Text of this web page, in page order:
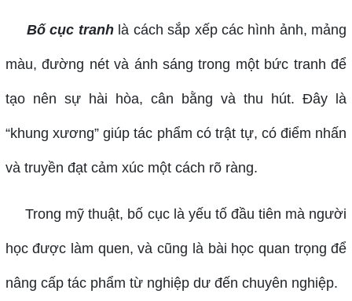
Bố cục tranhlà cách sắp xếp các hình ảnh, mảng
màu, đường nét và ánh sáng trong một bức tranh để
tạo nên sự hài hòa, cân bằng và thu hút. Đây là
“khung xương” giúp tác phẩm có trật tự, có điểm nhấn
và truyền đạt cảm xúc một cách rõ ràng.
Trong mỹ thuật, bố cục là yếu tố đầu tiên mà người
học được làm quen, và cũng là bài học quan trọng để
nâng cấp tác phẩm từ nghiệp dư đến chuyên nghiệp.